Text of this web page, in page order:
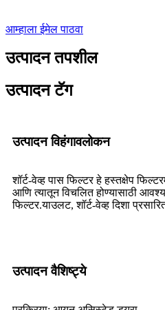
आम्हाला ईमेल पाठवा
उत्पादन तपशील
उत्पादन टॅग
उत्पादन विहंगावलोकन
शॉर्ट-वेव्ह पास फिल्टर हे हस्तक्षेप
आणि त्यातून विचलित होण्यासाठी
फिल्टर.याउलट, शॉर्ट-वेव्ह दिशा
उत्पादन वैशिष्ट्ये